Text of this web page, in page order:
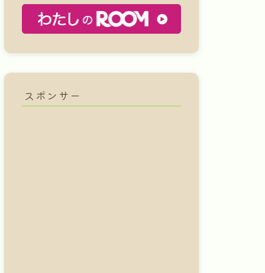
スポンサー